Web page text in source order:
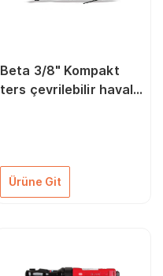
Beta 3/8" Kompakt
ters çevrilebilir havalı
Ürüne Git